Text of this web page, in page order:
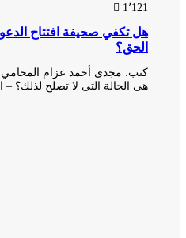
1٬121
هل تكفي صحيفة افتتاح الدعوى
الحق؟
كتب: مجدى أحمد عزام المحامي
هى الحالة التى لا تصلح لذلك؟ –